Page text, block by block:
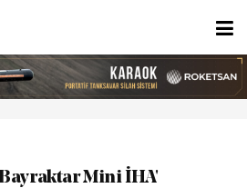
Mini İHA'